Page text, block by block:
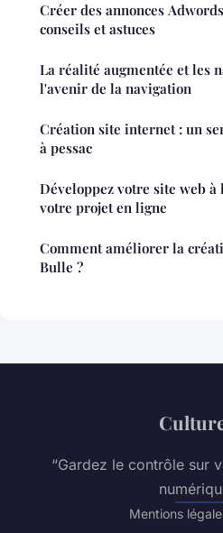
Créer des annonces
conseils et astuces
La réalité augmentée et les
l'avenir de la navigation
Création site internet : un
à pessac
Développez votre site web à
votre projet en ligne
Comment améliorer la
Bulle ?
“Gardez le contrôle sur
Mentions